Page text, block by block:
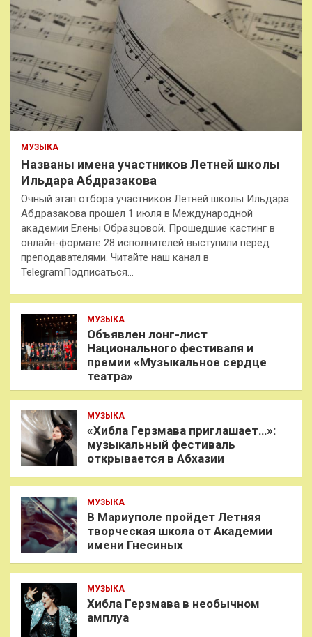
МУЗЫКА
Названы имена участников Летней школы
Ильдара Абдразакова
Очный этап отбора участников Летней школы Ильдара
Абдразакова прошел 1 июля в Международной
академии Елены Образцовой. Прошедшие кастинг в
онлайн-формате 28 исполнителей выступили перед
преподавателями. Читайте наш канал в
TelegramПодписаться…
МУЗЫКА
Объявлен лонг-лист
Национального фестиваля и
премии «Музыкальное сердце
театра»
МУЗЫКА
«Хибла Герзмава приглашает…»:
музыкальный фестиваль
открывается в Абхазии
МУЗЫКА
В Мариуполе пройдет Летняя
творческая школа от Академии
имени Гнесиных
МУЗЫКА
Хибла Герзмава в необычном
амплуа